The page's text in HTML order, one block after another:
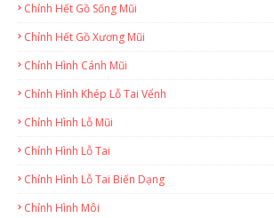
Chỉnh Hết Gồ Sống Mũi
Chỉnh Hết Gồ Xương Mũi
Chỉnh Hình Cánh Mũi
Chỉnh Hình Khép Lỗ Tai Vểnh
Chỉnh Hình Lỗ Mũi
Chỉnh Hình Lỗ Tai
Chỉnh Hình Lỗ Tai Biến Dạng
Chỉnh Hình Môi